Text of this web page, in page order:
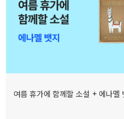
여름 휴가에 함께할 소설 + 에나멜